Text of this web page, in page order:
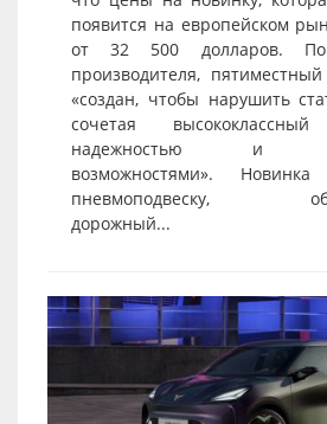
появится на европейском
от 32 500 долларов. По
производителя,
«создан, чтобы нарушить
сочетая
надежностью и
возможностями».
пневмоподвеску,
дорожный...